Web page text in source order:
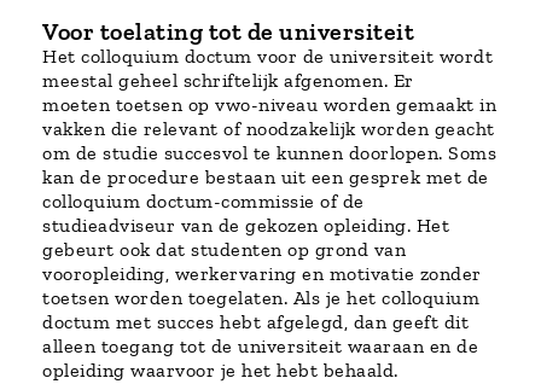
Voor toelating tot de universiteit
Het colloquium doctum voor de universiteit wordt
meestal geheel schriftelijk afgenomen. Er
moeten toetsen op vwo-niveau worden gemaakt in
vakken die relevant of noodzakelijk worden geacht
om de studie succesvol te kunnen doorlopen. Soms
kan de procedure bestaan uit een gesprek met de
colloquium doctum-commissie of de
studieadviseur van de gekozen opleiding. Het
gebeurt ook dat studenten op grond van
vooropleiding, werkervaring en motivatie zonder
toetsen worden toegelaten. Als je het colloquium
doctum met succes hebt afgelegd, dan geeft dit
alleen toegang tot de universiteit waaraan en de
opleiding waarvoor je het hebt behaald.